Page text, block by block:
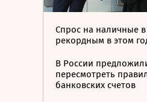
Спрос на наличные
рекордным в этом
В России
пересмотреть
банковских счетов